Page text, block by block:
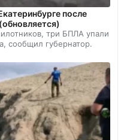
после
три БПЛА упали
сообщил губернатор.